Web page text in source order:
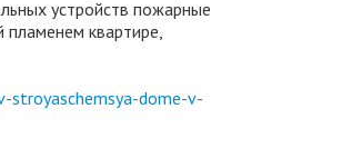
устройств пожарные
квартире,
dome-v-